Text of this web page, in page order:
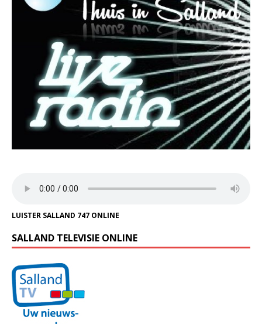
LUISTER SALLAND 747 ONLINE
SALLAND TELEVISIE ONLINE